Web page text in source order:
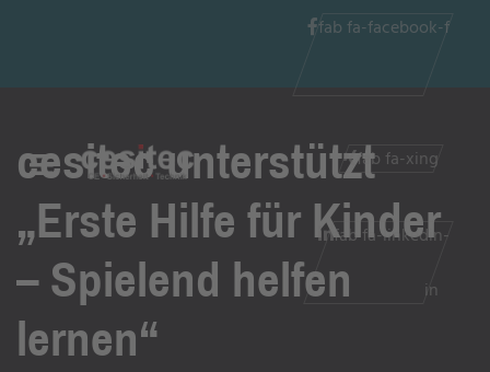
fab fa-facebook-f
fab fa-xing
fab fa-linkedin-
in
cesitec unterstützt
„Erste Hilfe für Kinder
– Spielend helfen
lernen“